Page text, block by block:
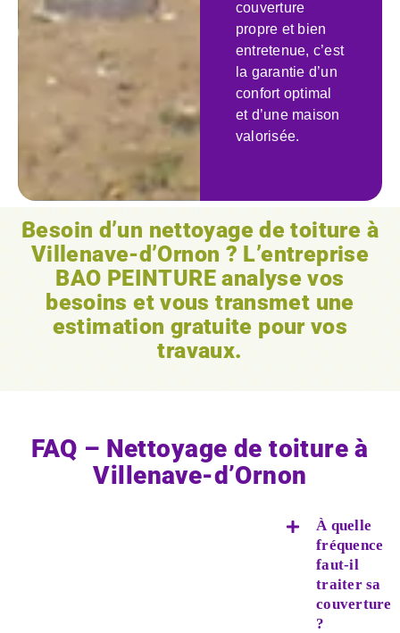
couverture
propre et bien
entretenue, c’est
la garantie d’un
confort optimal
et d’une maison
valorisée.
Besoin d’un nettoyage de toiture à
Villenave-d’Ornon ? L’entreprise
BAO PEINTURE analyse vos
besoins et vous transmet une
estimation gratuite pour vos
travaux.
FAQ – Nettoyage de toiture à
Villenave-d’Ornon
À quelle
fréquence
faut-il
traiter sa
couverture
?